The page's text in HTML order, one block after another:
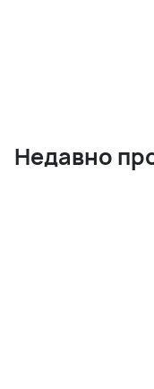
Недавно